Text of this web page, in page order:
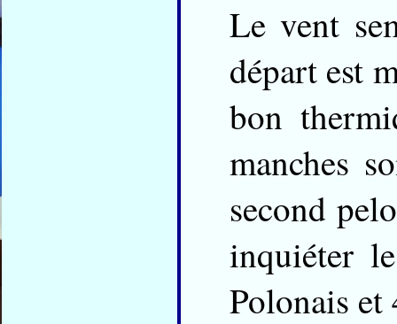
Le vent
départ est
bon
manches
second
inquiéter
Polonais et